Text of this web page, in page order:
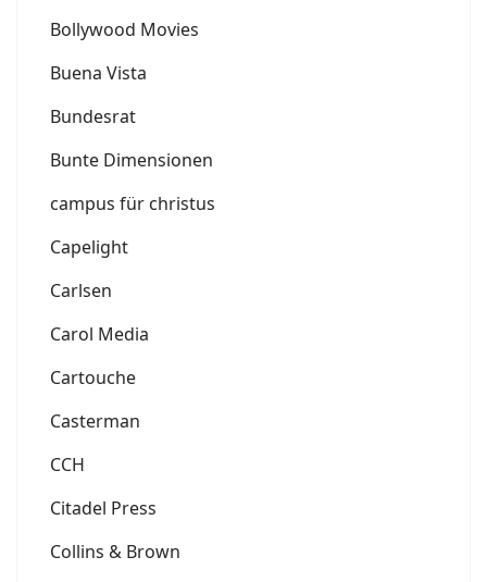
Bollywood Movies
Buena Vista
Bundesrat
Bunte Dimensionen
campus für christus
Capelight
Carlsen
Carol Media
Cartouche
Casterman
CCH
Citadel Press
Collins & Brown